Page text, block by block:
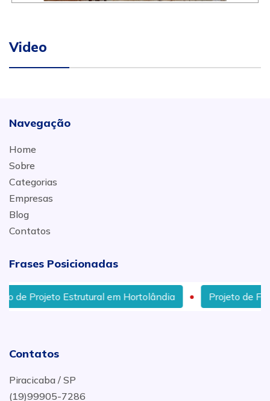
Video
Navegação
Home
Sobre
Categorias
Empresas
Blog
Contatos
Frases Posicionadas
Estrutural em Hortolândia Projeto de Fachada
Contatos
Piracicaba / SP
(19)99905-7286